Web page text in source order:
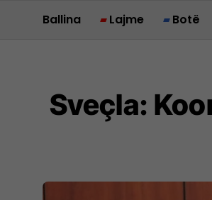
Ballina Lajme Botë
Sveçla: